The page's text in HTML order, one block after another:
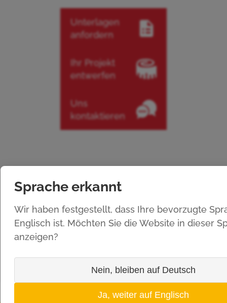
Unterlagen
anfordern
Ihr Projekt
entwerfen
Uns
kontaktieren
FUNBELT® ist auch ein Team, das Ihnen
Tage die Wochefür dieWARTUNG Ihrer
Ski- und Freizeit-Förderbänderzur
Verfügung steht, unabhängig von der
Sprache erkannt
Wir haben festgestellt, dass Ihre bevorzugte
Englisch ist. Möchten Sie die Website in dieser
anzeigen?
Nein, bleiben auf Deutsch
Ja, weiter auf Englisch